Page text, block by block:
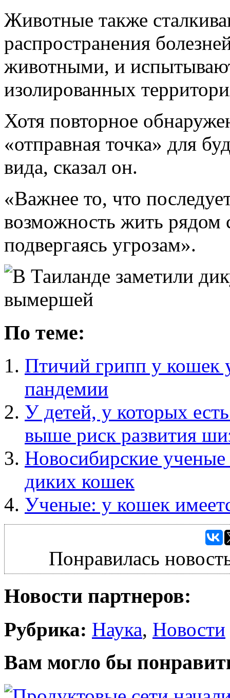
Животные также
распространения
животными, и
изолированных
Хотя повторное
«отправная точка» для
вида, сказал он.
«Важнее то, что
возможность жить рядом
подвергаясь угрозам».
По теме:
Птичий грипп у кошек
пандемии
У детей, у которых
выше риск развития
Новосибирские
диких кошек
Ученые: у кошек
Понравилась
Новости партнеров:
Рубрика: Наука, Новости
Вам могло бы